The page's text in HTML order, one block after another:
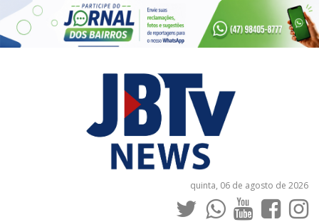
quinta, 06 de agosto de 2026